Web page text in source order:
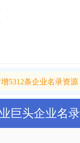
巨头企业名录